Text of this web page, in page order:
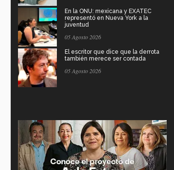
En la ONU: mexicana y EXATEC
representó en Nueva York a la
juventud
05 Agosto 2026
El escritor que dice que la derrota
también merece ser contada
05 Agosto 2026